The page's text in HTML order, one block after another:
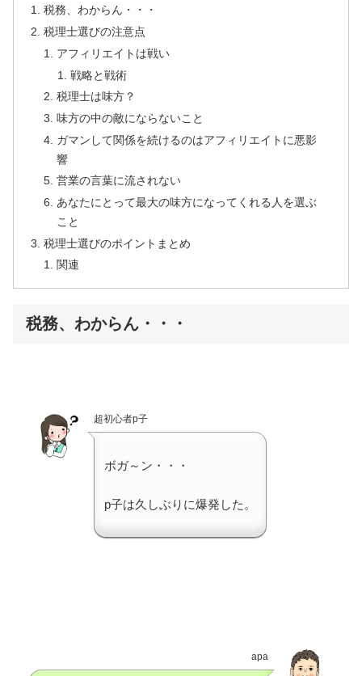
税務、わからん・・・
税理士選びの注意点
アフィリエイトは戦い
戦略と戦術
税理士は味方？
味方の中の敵にならないこと
ガマンして関係を続けるのはアフィリエイトに悪影
響
営業の言葉に流されない
あなたにとって最大の味方になってくれる人を選ぶ
こと
税理士選びのポイントまとめ
関連
税務、わからん・・・
超初心者p子
ボガ～ン・・・
p子は久しぶりに爆発した。
apa